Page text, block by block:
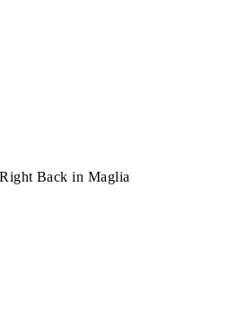
Back in Maglia